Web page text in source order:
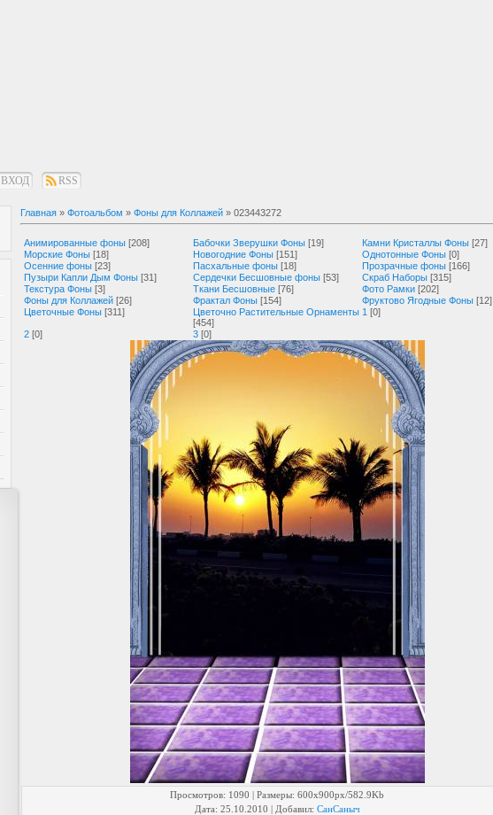
ВХОД RSS
Главная » Фотоальбом » Фоны для Коллажей » 023443272
Анимированные фоны [208] Бабочки Зверушки Фоны [19] Камни Кристаллы Фоны [27]
Морские Фоны [18] Новогодние Фоны [151] Однотонные Фоны [0]
Осенние фоны [23] Пасхальные фоны [18] Прозрачные фоны [166]
Пузыри Капли Дым Фоны [31] Сердечки Бесшовные фоны [53] Скраб Наборы [315]
Текстура Фоны [3] Ткани Бесшовные [76] Фото Рамки [202]
Фоны для Коллажей [26] Фрактал Фоны [154] Фруктово Ягодные Фоны [12]
Цветочные Фоны [311]
Цветочно Растительные Орнаменты
[454]
1 [0]
2 [0] 3 [0]
Просмотров: 1090 | Размеры: 600x900px/582.9Kb
Дата: 25.10.2010 | Добавил: СанСаныч